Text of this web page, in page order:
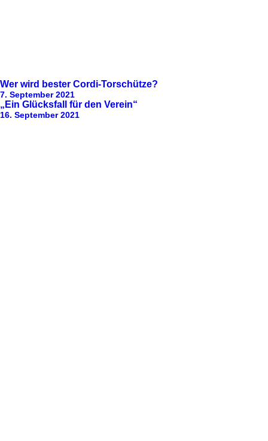
Wer wird bester Cordi-Torschütze?
7. September 2021
„Ein Glücksfall für den Verein“
16. September 2021